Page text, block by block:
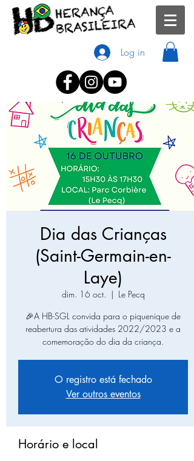
Log in
Dia das Crianças
(Saint-Germain-en-
Laye)
dim. 16 oct.
  |
Le Pecq
🎉A HB-SGL convida para o piquenique de
reabertura das atividades 2022/2023 e a
comemoração do dia da criança.
O registro está fechado
Ver outros eventos
Horário e local